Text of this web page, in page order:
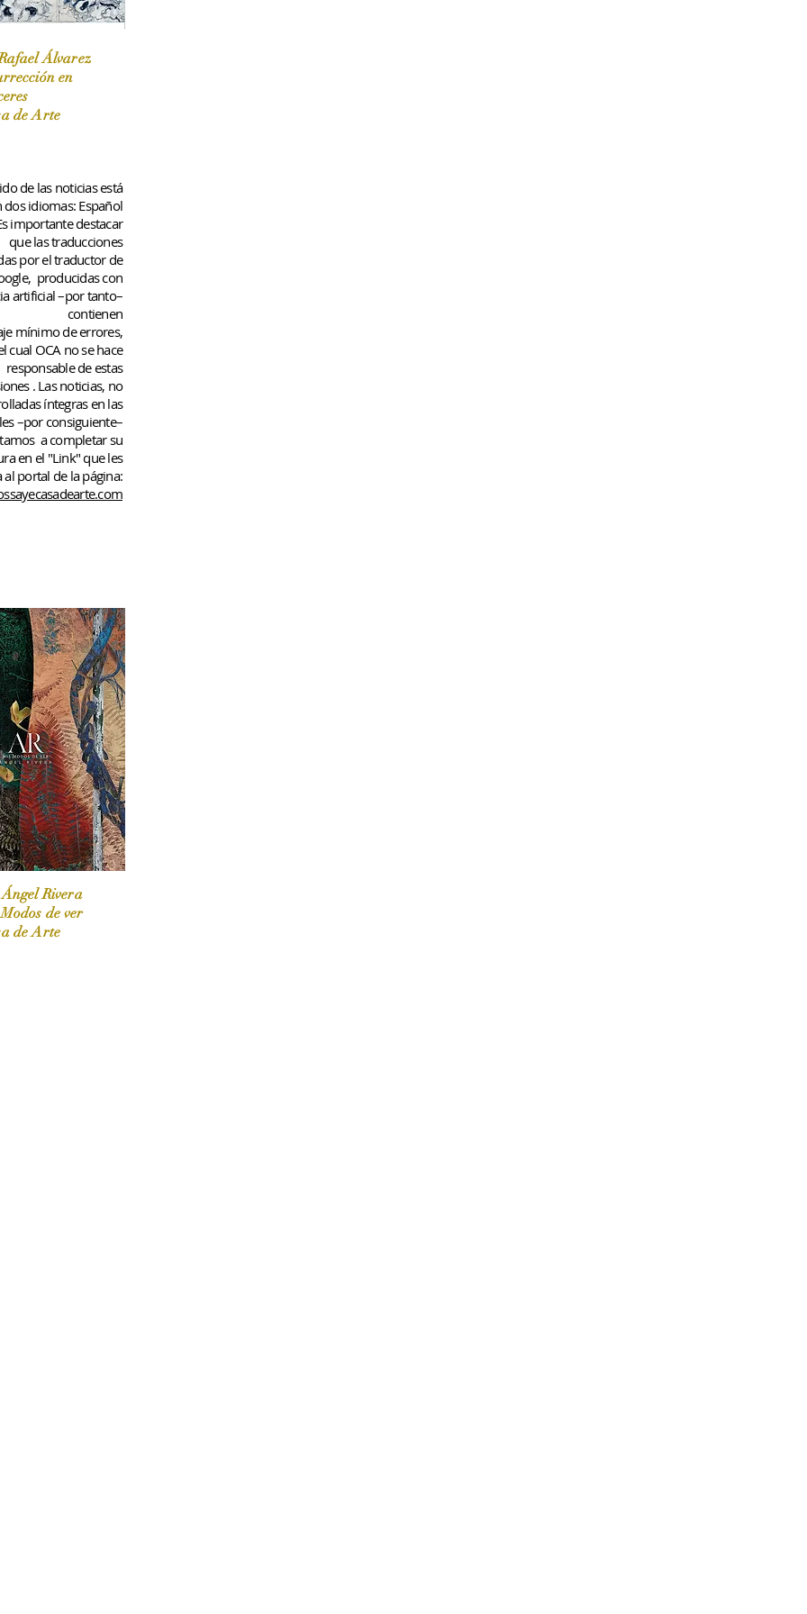
Rivera
de ver
de Arte
de las noticias está
dos idiomas: Español
importante destacar
que las traducciones
por el traductor de
producidas con
artificial –por tanto–
contienen
mínimode errores,
cual OCA no se hace
responsable de estas
. Las noticias, no
íntegras en las
–por consiguiente–
a completar su
en el "Link" que les
portal de la página:
/ Marzo-Abril / 2024
Álvarez
en
de Arte